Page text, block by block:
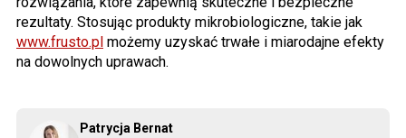
Patrycja Bernat
rezultaty. Stosując produkty mikrobiologiczne, takie jak
www.frusto.pl możemy uzyskać trwałe i miarodajne efekty
na dowolnych uprawach.